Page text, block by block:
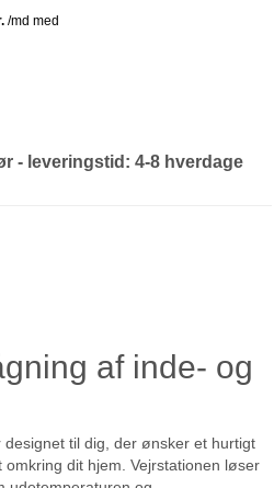
- leveringstid: 4-8 hverdage
af inde- og
til dig, der ønsker et hurtigt
dit hjem. Vejrstationen løser